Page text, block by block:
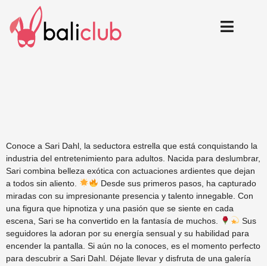
Conoce a Sari Dahl, la seductora estrella que está conquistando la
industria del entretenimiento para adultos. Nacida para deslumbrar,
Sari combina belleza exótica con actuaciones ardientes que dejan
a todos sin aliento.
Desde sus primeros pasos, ha capturado
miradas con su impresionante presencia y talento innegable. Con
una figura que hipnotiza y una pasión que se siente en cada
escena, Sari se ha convertido en la fantasía de muchos.
Sus
seguidores la adoran por su energía sensual y su habilidad para
encender la pantalla. Si aún no la conoces, es el momento perfecto
para descubrir a Sari Dahl. Déjate llevar y disfruta de una galería